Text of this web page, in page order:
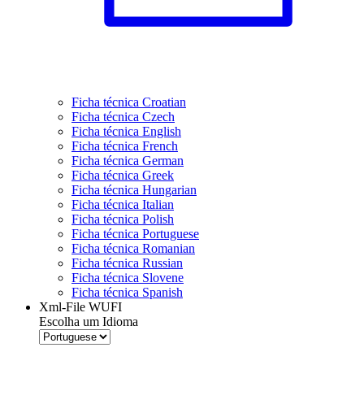
Ficha técnica Croatian
Ficha técnica Czech
Ficha técnica English
Ficha técnica French
Ficha técnica German
Ficha técnica Greek
Ficha técnica Hungarian
Ficha técnica Italian
Ficha técnica Polish
Ficha técnica Portuguese
Ficha técnica Romanian
Ficha técnica Russian
Ficha técnica Slovene
Ficha técnica Spanish
Xml-File WUFI
Escolha um Idioma